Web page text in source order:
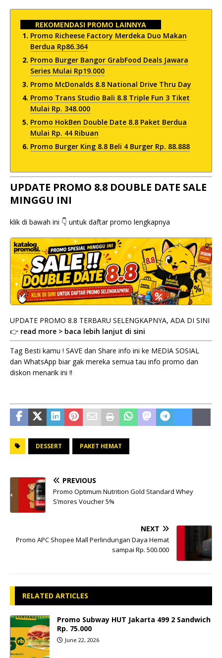
REKOMENDASI PROMO LAINNYA
Promo Richeese Factory Merdeka Duo Makan
Berdua Rp86.364
Promo Burger Bangor GrabFood Deals Jawara
Series Mulai Rp19.000
Promo McDonalds 8.8 National Drive Thru Day
Promo Trans Studio Bali 8.8 Triple Fun 3 Tiket
Mulai Rp. 348.000
Promo HokBen Double Date 8.8 Paket Berdua
Mulai Rp. 44 Ribuan
Promo Burger King 8.8 Beli 4 Burger Rp. 88.888
UPDATE PROMO 8.8 DOUBLE DATE SALE
MINGGU INI
klik di bawah ini 👇 untuk daftar promo lengkapnya
UPDATE PROMO 8.8 TERBARU SELENGKAPNYA, ADA DI SINI
👉 read more > baca lebih lanjut di sini
Tag Besti kamu ! SAVE dan Share info ini ke MEDIA SOSIAL
dan WhatsApp biar gak mereka semua tau info promo dan
diskon menarik ini !!
DESSERT PAKET HEMAT
PREVIOUS
Promo Optimum Nutrition Gold Standard Whey
S’mores Voucher 5%
NEXT
Promo APC Shopee Mall Perlindungan Daya Hemat
sampai Rp. 500.000
RELATED ARTICLES
Promo Subway HUT Jakarta 499 2 Sandwich
Rp. 75.000
June 22, 2026